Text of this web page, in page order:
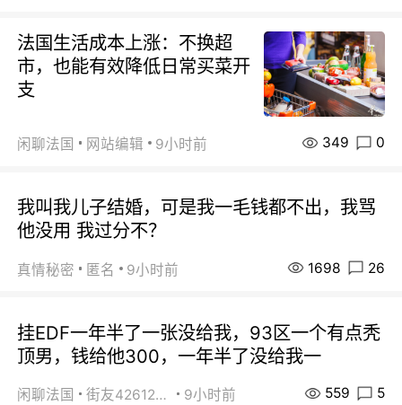
法国生活成本上涨：不换超
市，也能有效降低日常买菜开
支
闲聊法国 网站编辑 9小时前 349 0
我叫我儿子结婚，可是我一毛钱都不出，我骂
他没用 我过分不？
真情秘密 匿名 9小时前 1698 26
挂EDF一年半了一张没给我，93区一个有点秃
顶男，钱给他300，一年半了没给我一
闲聊法国 街友42612092 9小时前 559 5